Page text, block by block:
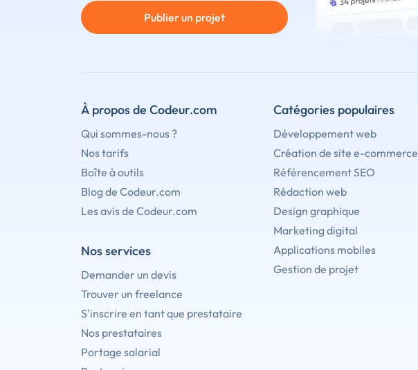
Publier un projet
À propos de Codeur.com
Qui sommes-nous ?
Nos tarifs
Boîte à outils
Blog de Codeur.com
Les avis de Codeur.com
Nos services
Demander un devis
Trouver un freelance
S'inscrire en tant que prestataire
Nos prestataires
Portage salarial
Catégories populaires
Développement web
Création de site e-commerce
Référencement SEO
Rédaction web
Design graphique
Marketing digital
Applications mobiles
Gestion de projet